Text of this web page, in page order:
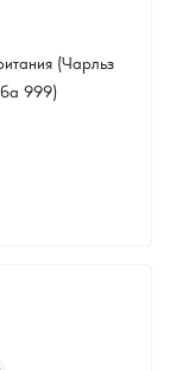
(Чарльз
999)